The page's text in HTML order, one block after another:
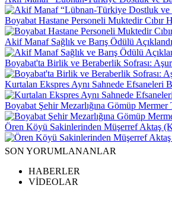
Boyabat Hastane Personeli Muktedir Cıbır
Akif Manaf Sağlık ve Barış Ödülü Açıklandı
Boyabat'ta Birlik ve Beraberlik Sofrası:
Kurtalan Ekspres Aynı Sahnede Efsaneleri
Boyabat Şehir Mezarlığına Gömüp Mermer
Ören Köyü Sakinlerinden Müşerref Aktaş
SON YORUMLANANLAR
HABERLER
VİDEOLAR